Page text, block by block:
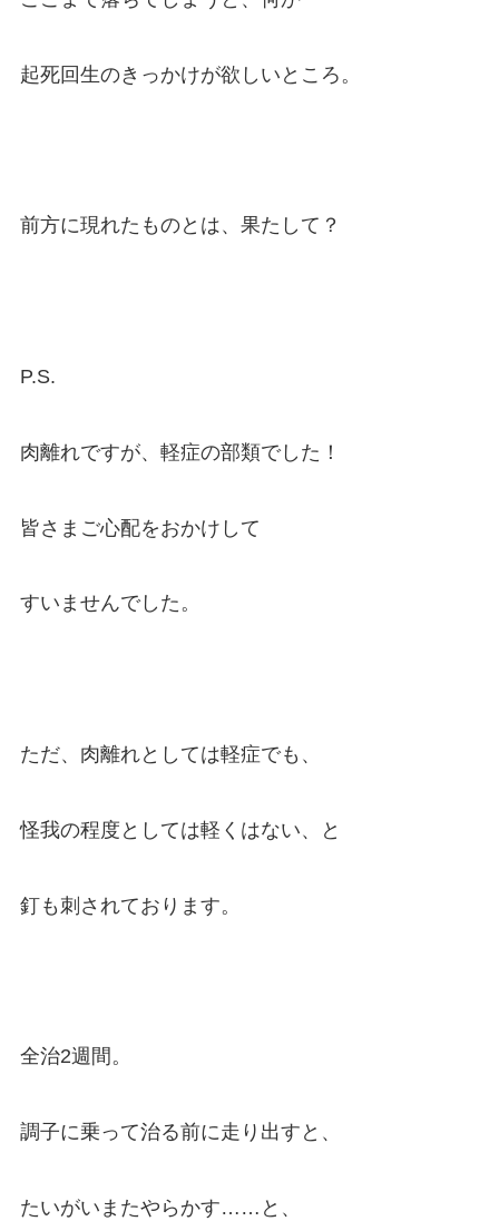
起死回生のきっかけが欲しいところ。
前方に現れたものとは、果たして？
P.S.
肉離れですが、軽症の部類でした！
皆さまご心配をおかけして
すいませんでした。
ただ、肉離れとしては軽症でも、
怪我の程度としては軽くはない、と
釘も刺されております。
全治2週間。
調子に乗って治る前に走り出すと、
たいがいまたやらかす……と、